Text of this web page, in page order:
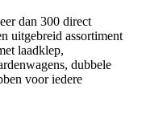
dan 300 direct
uitgebreid assortiment
laadklep,
dubbele
voor iedere